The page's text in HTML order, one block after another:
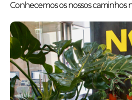
Conhecemos os nossos caminhos